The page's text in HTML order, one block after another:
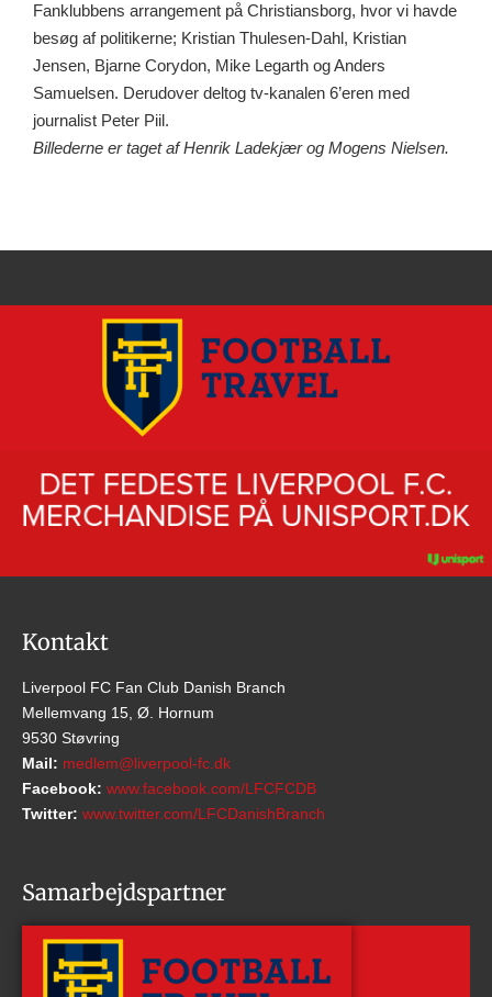
Fanklubbens arrangement på Christiansborg, hvor vi havde
besøg af politikerne; Kristian Thulesen-Dahl, Kristian
Jensen, Bjarne Corydon, Mike Legarth og Anders
Samuelsen. Derudover deltog tv-kanalen 6’eren med
journalist Peter Piil.
Billederne er taget af Henrik Ladekjær og Mogens Nielsen.
Kontakt
Liverpool FC Fan Club Danish Branch
Mellemvang 15, Ø. Hornum
9530 Støvring
Mail: medlem@liverpool-fc.dk
Facebook: www.facebook.com/LFCFCDB
Twitter: www.twitter.com/LFCDanishBranch
Samarbejdspartner